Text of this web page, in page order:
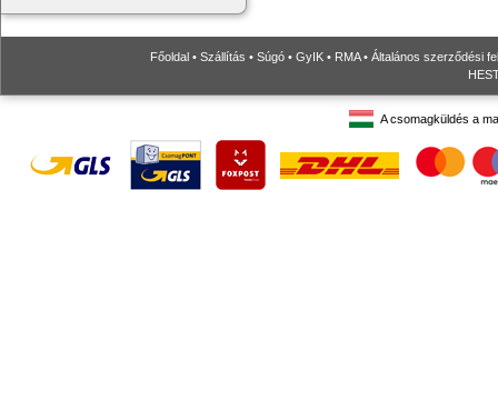
Főoldal • Szállítás • Súgó • GyIK • RMA• Általános szerződési
A csomagküldés a